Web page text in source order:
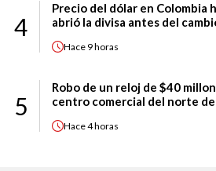
4
Precio del dólar en Colombia
abrió la divisa antes del
Hace 9 horas
5
Robo de un reloj de $40
centro comercial del norte
Hace4 horas